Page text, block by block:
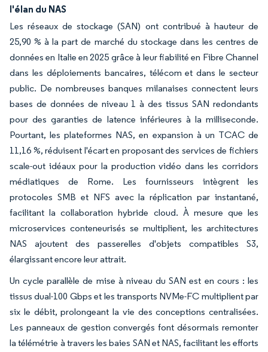
l'élan du NAS
Les réseaux de stockage (SAN) ont contribué à hauteur de
25,90 % à la part de marché du stockage dans les centres de
données en Italie en 2025 grâce à leur fiabilité en Fibre Channel
dans les déploiements bancaires, télécom et dans le secteur
public. De nombreuses banques milanaises connectent leurs
bases de données de niveau 1 à des tissus SAN redondants
pour des garanties de latence inférieures à la milliseconde.
Pourtant, les plateformes NAS, en expansion à un TCAC de
11,16 %, réduisent l'écart en proposant des services de fichiers
scale-out idéaux pour la production vidéo dans les corridors
médiatiques de Rome. Les fournisseurs intègrent les
protocoles SMB et NFS avec la réplication par instantané,
facilitant la collaboration hybride cloud. À mesure que les
microservices conteneurisés se multiplient, les architectures
NAS ajoutent des passerelles d'objets compatibles S3,
élargissant encore leur attrait.
Un cycle parallèle de mise à niveau du SAN est en cours : les
tissus dual-100 Gbps et les transports NVMe-FC multiplient par
six le débit, prolongeant la vie des conceptions centralisées.
Les panneaux de gestion convergés font désormais remonter
la télémétrie à travers les baies SAN et NAS, facilitant les efforts